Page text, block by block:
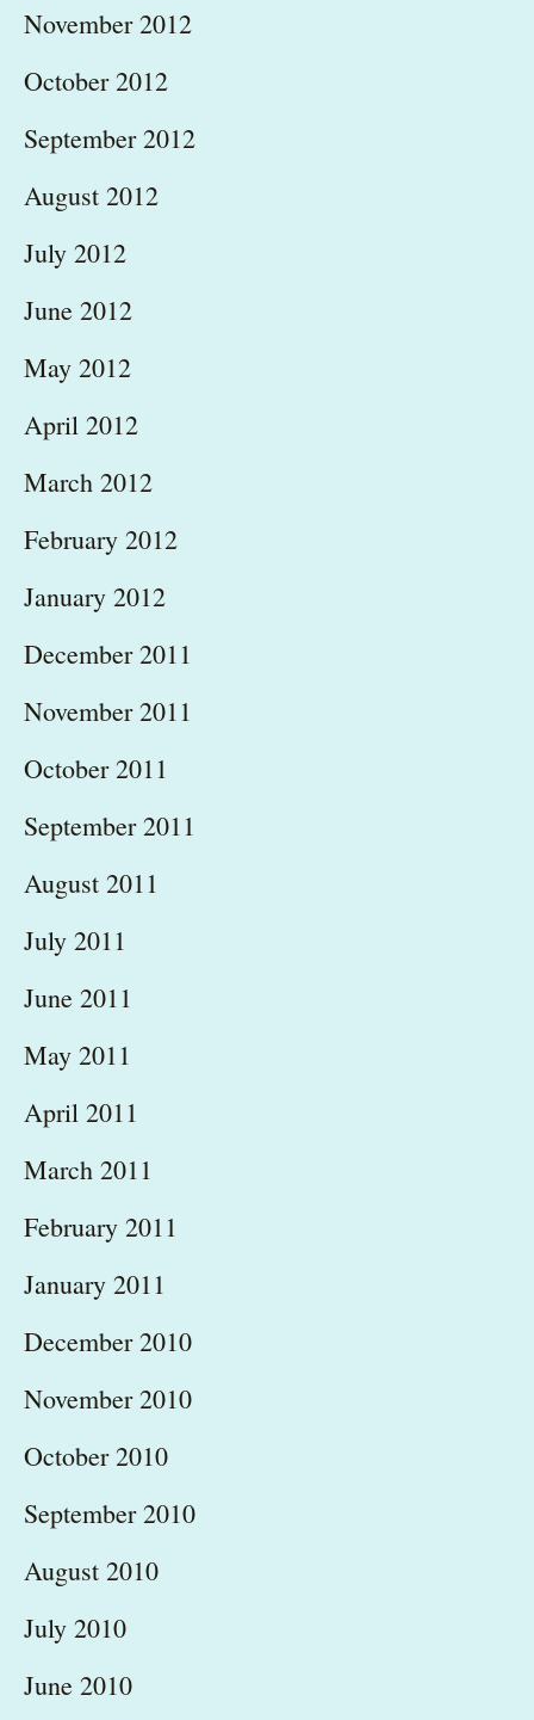
November 2012
October 2012
September 2012
August 2012
July 2012
June 2012
May 2012
April 2012
March 2012
February 2012
January 2012
December 2011
November 2011
October 2011
September 2011
August 2011
July 2011
June 2011
May 2011
April 2011
March 2011
February 2011
January 2011
December 2010
November 2010
October 2010
September 2010
August 2010
July 2010
June 2010